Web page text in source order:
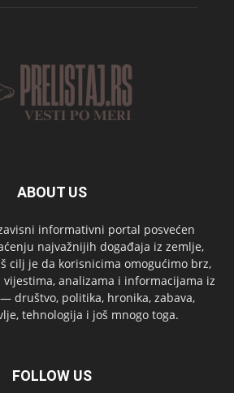
ABOUT US
informativni portal posvećen
najvažnijih događaja iz zemlje,
cilj je da korisnicima omogućimo brz,
analizama i informacijama iz
društvo, politika, hronika, zabava,
tehnologija i još mnogo toga.
FOLLOW US